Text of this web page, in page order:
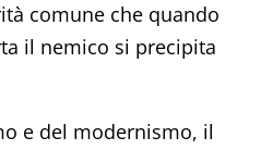
comune che quando
il nemico si precipita
e del modernismo, il